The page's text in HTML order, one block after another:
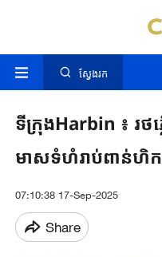
ស្វែងរក
ទីក្រុងHarbin ៖ រថ
មាសទំហំរាប់ពាន់ហិក
07:10:38 17-Sep-2025
Share